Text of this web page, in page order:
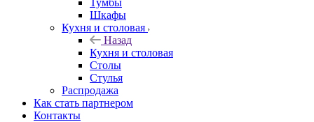
Тумбы
Шкафы
Кухня и столовая
Назад
Кухня и столовая
Столы
Стулья
Распродажа
Как стать партнером
Контакты